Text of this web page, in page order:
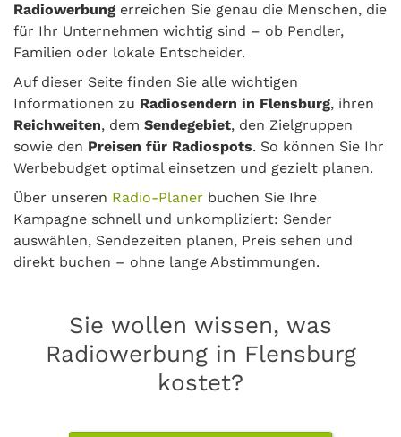
Radiowerbung erreichen Sie genau die Menschen, die
für Ihr Unternehmen wichtig sind – ob Pendler,
Familien oder lokale Entscheider.
Auf dieser Seite finden Sie alle wichtigen
Informationen zu Radiosendern in Flensburg, ihren
Reichweiten, dem Sendegebiet, den Zielgruppen
sowie den Preisen für Radiospots. So können Sie Ihr
Werbebudget optimal einsetzen und gezielt planen.
Über unseren Radio-Planer buchen Sie Ihre
Kampagne schnell und unkompliziert: Sender
auswählen, Sendezeiten planen, Preis sehen und
direkt buchen – ohne lange Abstimmungen.
Sie wollen wissen, was
Radiowerbung in Flensburg
kostet?